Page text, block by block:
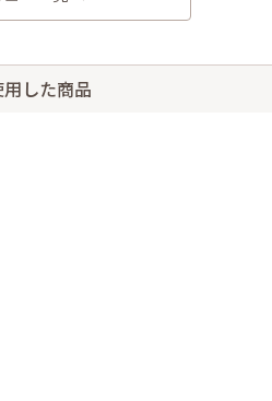
良い感じでした。
ジ
ト:B75)
した商品